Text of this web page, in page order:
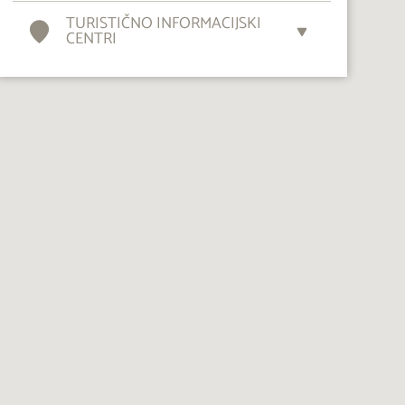
TURISTIČNO INFORMACIJSKI
CENTRI